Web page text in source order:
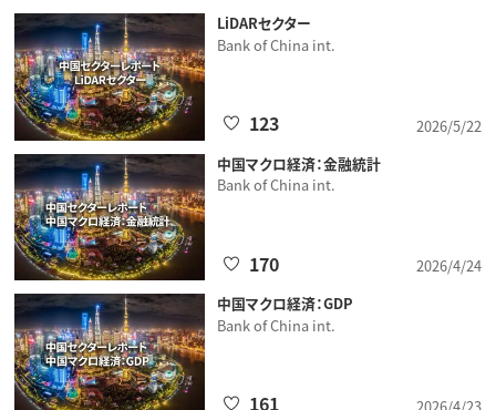
LiDARセクター
Bank of China int.
2026/5/22
123
中国マクロ経済：金融統計
Bank of China int.
2026/4/24
170
中国マクロ経済：GDP
Bank of China int.
2026/4/23
161